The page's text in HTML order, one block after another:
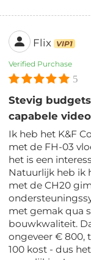
Flix VIP1
Verified Purchase
5
Stevig
capabele
Ik heb het K&F
met de FH-03
het is een
Natuurlijk heb ik
met de CH20
met gemak qua
bouwkwaliteit.
ongeveer € 800,
100 kost - dus